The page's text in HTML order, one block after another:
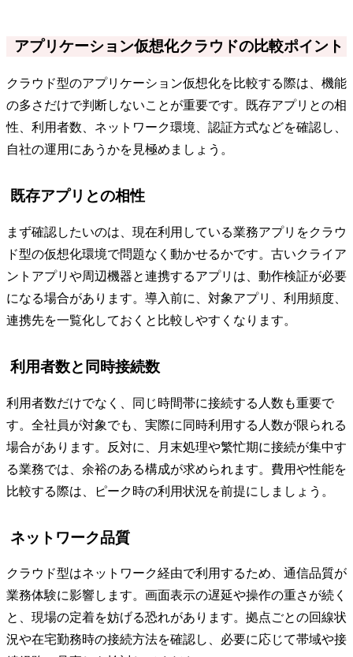
アプリケーション仮想化クラウドの比較ポイント
クラウド型のアプリケーション仮想化を比較する際は、機能
の多さだけで判断しないことが重要です。既存アプリとの相
性、利用者数、ネットワーク環境、認証方式などを確認し、
自社の運用にあうかを見極めましょう。
既存アプリとの相性
まず確認したいのは、現在利用している業務アプリをクラウ
ド型の仮想化環境で問題なく動かせるかです。古いクライア
ントアプリや周辺機器と連携するアプリは、動作検証が必要
になる場合があります。導入前に、対象アプリ、利用頻度、
連携先を一覧化しておくと比較しやすくなります。
利用者数と同時接続数
利用者数だけでなく、同じ時間帯に接続する人数も重要で
す。全社員が対象でも、実際に同時利用する人数が限られる
場合があります。反対に、月末処理や繁忙期に接続が集中す
る業務では、余裕のある構成が求められます。費用や性能を
比較する際は、ピーク時の利用状況を前提にしましょう。
ネットワーク品質
クラウド型はネットワーク経由で利用するため、通信品質が
業務体験に影響します。画面表示の遅延や操作の重さが続く
と、現場の定着を妨げる恐れがあります。拠点ごとの回線状
況や在宅勤務時の接続方法を確認し、必要に応じて帯域や接